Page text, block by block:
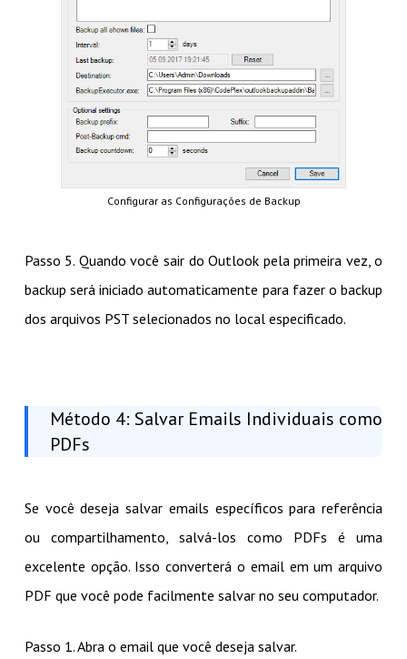
Configurar as Configurações de Backup
Passo 5. Quando você sair do Outlook pela primeira vez, o
backup será iniciado automaticamente para fazer o backup
dos arquivos PST selecionados no local especificado.
Método 4: Salvar Emails Individuais como
PDFs
Se você deseja salvar emails específicos para referência
ou compartilhamento, salvá-los como PDFs é uma
excelente opção. Isso converterá o email em um arquivo
PDF que você pode facilmente salvar no seu computador.
Passo 1. Abra o email que você deseja salvar.